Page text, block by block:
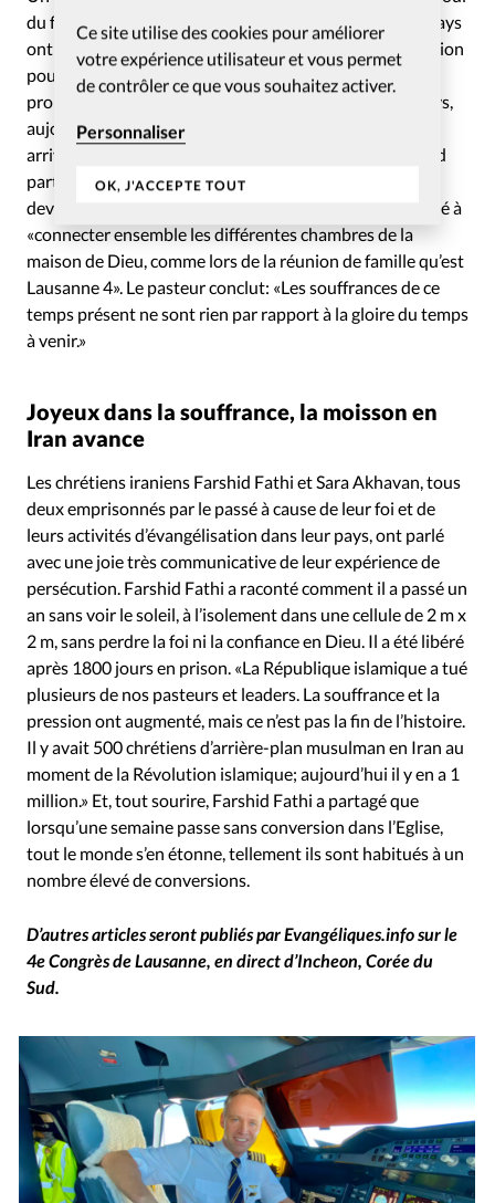
Ce site utilise des cookies pour améliorer
votre expérience utilisateur et vous permet
de contrôler ce que vous souhaitez activer.
Personnaliser
OK, J'ACCEPTE TOUT
du fait que, cette année, plus de cent délégués de son pays
ont pu venir au Congrès. «Dieu peut utiliser la persécution
pour faire grandir son Eglise», a-t-il déclaré. Il a narré la
prophétie d’un des plus grands prédicateurs de son pays,
aujourd’hui en train de s’accomplir: «Un grand réveil va
arriver, mais les missionnaires occidentaux vont d’abord
partir.» L’Eglise, enfant et dépendante, est en train de
devenir plus mature, adulte, assure le pasteur. Il a appelé à
«connecter ensemble les différentes chambres de la
maison de Dieu, comme lors de la réunion de famille qu’est
Lausanne 4». Le pasteur conclut: «Les souffrances de ce
temps présent ne sont rien par rapport à la gloire du temps
à venir.»
Joyeux dans la souffrance, la moisson en
Iran avance
Les chrétiens iraniens Farshid Fathi et Sara Akhavan, tous
deux emprisonnés par le passé à cause de leur foi et de
leurs activités d’évangélisation dans leur pays, ont parlé
avec une joie très communicative de leur expérience de
persécution. Farshid Fathi a raconté comment il a passé un
an sans voir le soleil, à l’isolement dans une cellule de 2 m x
2 m, sans perdre la foi ni la confiance en Dieu. Il a été libéré
après 1800 jours en prison. «La République islamique a tué
plusieurs de nos pasteurs et leaders. La souffrance et la
pression ont augmenté, mais ce n’est pas la fin de l’histoire.
Il y avait 500 chrétiens d’arrière-plan musulman en Iran au
moment de la Révolution islamique; aujourd’hui il y en a 1
million.» Et, tout sourire, Farshid Fathi a partagé que
lorsqu’une semaine passe sans conversion dans l’Eglise,
tout le monde s’en étonne, tellement ils sont habitués à un
nombre élevé de conversions.
D’autres articles seront publiés par Evangéliques.info sur le
4e Congrès de Lausanne, en direct d’Incheon, Corée du
Sud.